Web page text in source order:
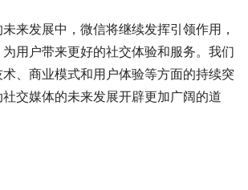
来发展中，微信将继续发挥引领作用，
用户带来更好的社交体验和服务。我们
、商业模式和用户体验等方面的持续突
交媒体的未来发展开辟更加广阔的道